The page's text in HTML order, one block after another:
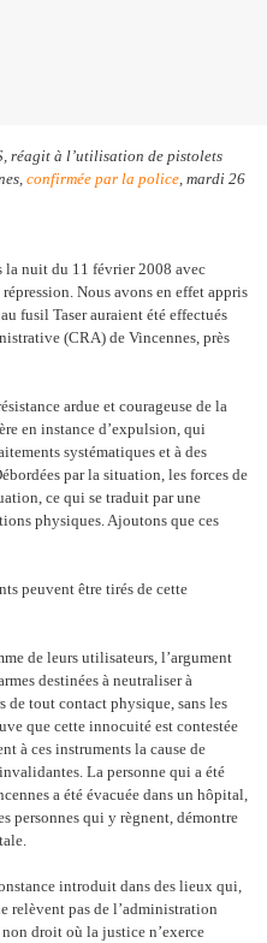
réagit à l’utilisation de pistolets
confirmée par la police, mardi 26
la nuit du 11 février 2008 avec
Nous avons en effet appris
fusil Taser auraient été effectués
(CRA) de Vincennes, près
ardue et courageuse de la
en instance d’expulsion, qui
systématiques et à des
par la situation, les forces de
ce qui se traduit par une
physiques. Ajoutons que ces
peuvent être tirés de cette
de leurs utilisateurs, l’argument
destinées à neutraliser à
de tout contact physique, sans les
que cette innocuité est contestée
à ces instruments la cause de
La personne qui a été
a été évacuée dans un hôpital,
personnes qui y règnent, démontre
introduit dans des lieux qui,
relèvent pas de l’administration
droit où la justice n’exerce